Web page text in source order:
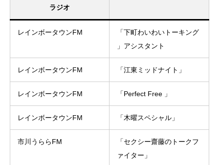
ラジオ
レインボータウンFM
「下町わいわいトーキング
」アシスタント
レインボータウンFM 「江東ミッドナイト」
レインボータウンFM 「Perfect Free 」
レインボータウンFM 「木曜スペシャル」
市川うららFM
「セクシー齋藤のトークフ
ァイター」